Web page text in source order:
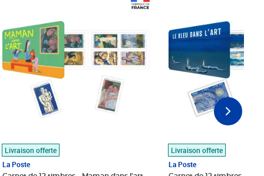
Livraison offerte
La Poste
Livraison offerte
La Poste